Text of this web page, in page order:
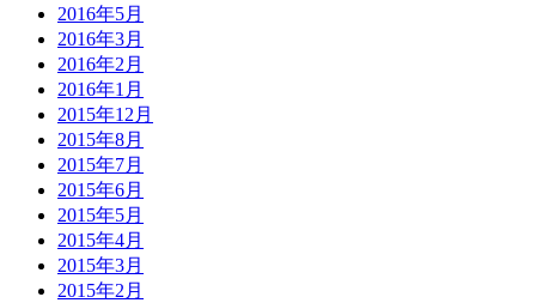
2016年5月
2016年3月
2016年2月
2016年1月
2015年12月
2015年8月
2015年7月
2015年6月
2015年5月
2015年4月
2015年3月
2015年2月